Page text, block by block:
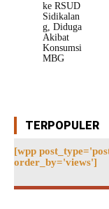
ke RSUD
Sidikalan
g, Diduga
Akibat
Konsumsi
MBG
TERPOPULER
[wpp
order_by='views']